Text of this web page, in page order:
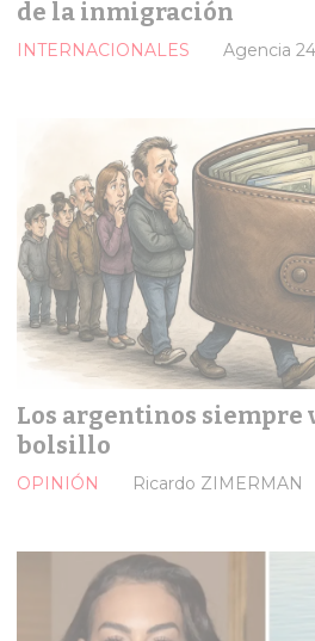
de la inmigración
Agencia
INTERNACIONALES
Los argentinos siempre
bolsillo
Ricardo ZIMERMAN
OPINIÓN